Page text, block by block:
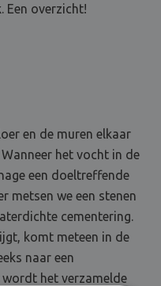
Een overzicht!
en de muren elkaar
het vocht in de
een doeltreffende
metsen we een stenen
cementering.
komt meteen in de
naar een
het verzamelde